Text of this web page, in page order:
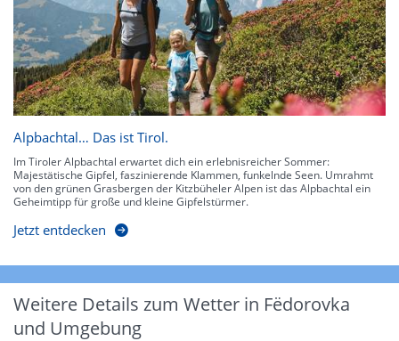
Alpbachtal… Das ist Tirol.
Im Tiroler Alpbachtal erwartet dich ein erlebnisreicher Sommer:
Majestätische Gipfel, faszinierende Klammen, funkelnde Seen. Umrahmt
von den grünen Grasbergen der Kitzbüheler Alpen ist das Alpbachtal ein
Geheimtipp für große und kleine Gipfelstürmer.
Jetzt entdecken
Weitere Details zum Wetter in Fëdorovka
und Umgebung